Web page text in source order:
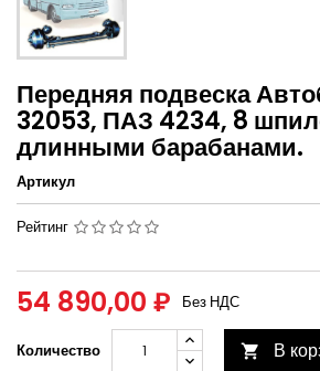
Передняя подвеска
32053, ПАЗ 4234, 8
длинными барабанами.
Артикул
Рейтинг
54 890,00 ₽ Без НДС
Количество  В